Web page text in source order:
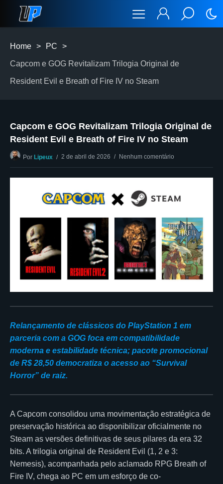
Home > PC >
Capcom e GOG Revitalizam Trilogia Original de
Resident Evil e Breath of Fire IV no Steam
Capcom e GOG Revitalizam Trilogia Original de
Resident Evil e Breath of Fire IV no Steam
Por Lipeux 2 de abril de 2026 Nenhum comentário
Relançamento de clássicos do PlayStation 1 em
parceria com a GOG foca em compatibilidade
moderna e estabilidade técnica; pacote promocional
de R$ 28,50 democratiza o acesso ao “Survival
Horror” de raiz.
A Capcom consolidou uma movimentação estratégica de
preservação histórica ao disponibilizar oficialmente no
Steam as versões definitivas de seus pilares da era 32
bits. A trilogia original de Resident Evil (1, 2 e 3:
Nemesis), acompanhada pelo aclamado RPG Breath of
Fire IV, chega ao PC em um esforço de co-